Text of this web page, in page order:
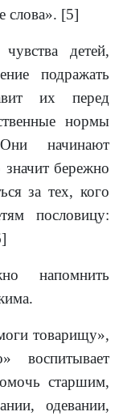
слова». [5]
детей,
подражать
их перед
нормы
начинают
бережно
за тех, кого
пословицу:
напомнить
товарищу»,
старшим,
одевании,